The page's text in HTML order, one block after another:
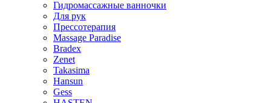
Гидромассажные ванночки
Для рук
Прессотерапия
Massage Paradise
Bradex
Zenet
Takasima
Hansun
Gess